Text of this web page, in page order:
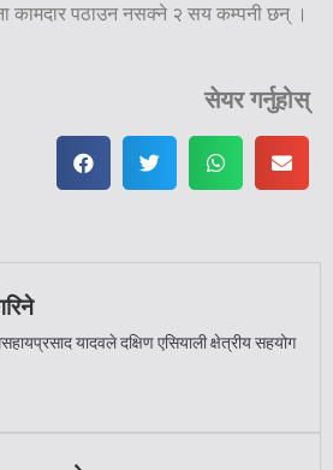
कामदार पठाउन नसक्ने २ सय कम्पनी छन् ।
सेयर गर्नुहोस्
यादवले दक्षिण एसियाली क्षेत्रीय सहयोग